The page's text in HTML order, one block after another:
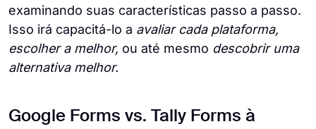
examinando suas características passo a passo.
Isso irá capacitá-lo a avaliar cada plataforma,
escolher a melhor, ou até mesmo descobrir uma
alternativa melhor.
Google Forms vs. Tally Forms à